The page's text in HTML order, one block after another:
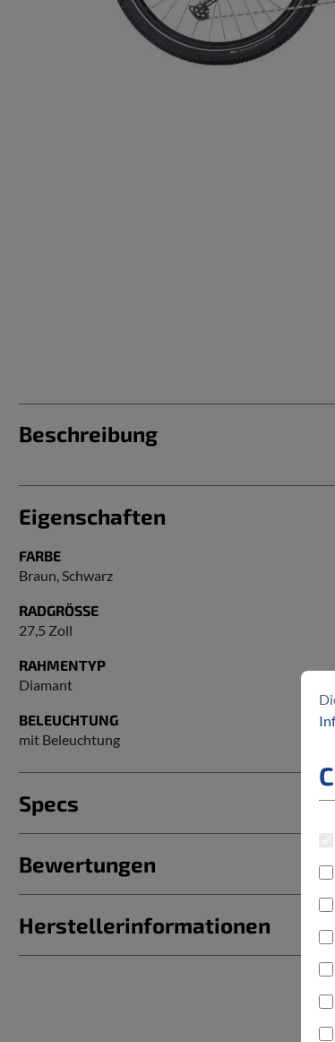
Beschreibung
Eigenschaften
FARBE
Braun, Schwarz
RADGRÖSSE
27,5 Zoll
RAHMENTYP
Diamant
BELEUCHTUNG
mit Beleuchtung
Specs
Bewertungen
Herstellerinformationen